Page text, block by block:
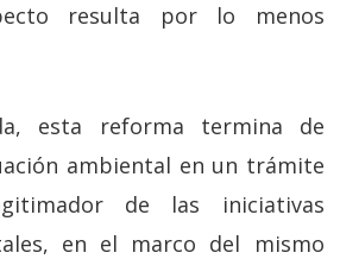
resulta por lo menos
esta reforma termina de
ambiental en un trámite
de las iniciativas
en el marco del mismo